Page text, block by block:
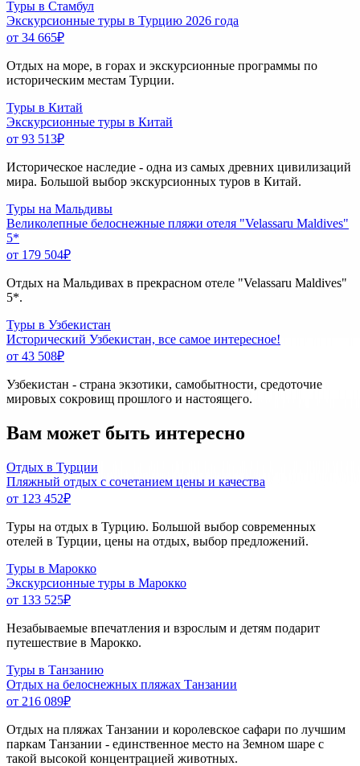
Туры в Стамбул
Экскурсионные туры в Турцию 2026 года
от 34 665₽
Отдых на море, в горах и экскурсионные программы по
историческим местам Турции.
Туры в Китай
Экскурсионные туры в Китай
от 93 513₽
Историческое наследие - одна из самых древних цивилизаций
мира. Большой выбор экскурсионных туров в Китай.
Туры на Мальдивы
Великолепные белоснежные пляжи отеля "Velassaru Maldives"
5*
от 179 504₽
Отдых на Мальдивах в прекрасном отеле "Velassaru Maldives"
5*.
Туры в Узбекистан
Исторический Узбекистан, все самое интересное!
от 43 508₽
Узбекистан - страна экзотики, самобытности, средоточие
мировых сокровищ прошлого и настоящего.
Вам может быть интересно
Отдых в Турции
Пляжный отдых с сочетанием цены и качества
от 123 452₽
Туры на отдых в Турцию. Большой выбор современных
отелей в Турции, цены на отдых, выбор предложений.
Туры в Марокко
Экскурсионные туры в Марокко
от 133 525₽
Незабываемые впечатления и взрослым и детям подарит
путешествие в Марокко.
Туры в Танзанию
Отдых на белоснежных пляжах Танзании
от 216 089₽
Отдых на пляжах Танзании и королевское сафари по лучшим
паркам Танзании - единственное место на Земном шаре с
такой высокой концентрацией животных.